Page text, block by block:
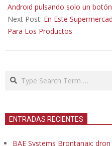
14
Android pulsando solo un botón
Next Post: En Este
Para Los Productos
Search
ENTRADAS RECIENTES
BAE Systems Brontanax: